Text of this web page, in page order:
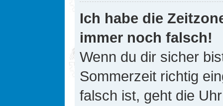
Ich habe die
immer noch falsch!
Wenn du dir sicher
Sommerzeit richtig
falsch ist, geht die